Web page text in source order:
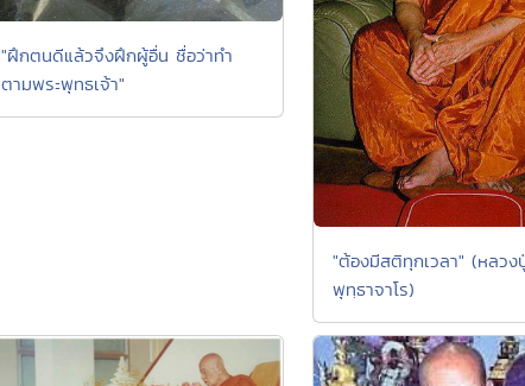
"ฝึกตนดีแล้วจึงฝึกผู้อื่น ชื่อว่าทำ
ตามพระพุทธเจ้า"
"ต้องมีสติทุกเวลา" (หลวง
พุทฺธาจาโร)